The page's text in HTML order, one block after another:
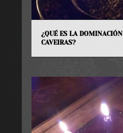
¿QUÉ ES LA DOMINACIÓN
CAVEIRAS?